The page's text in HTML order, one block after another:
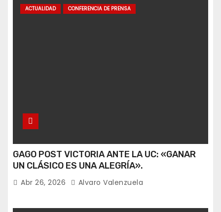
ACTUALIDAD CONFERENCIA DE PRENSA
GAGO POST VICTORIA ANTE LA UC: «GANAR
UN CLÁSICO ES UNA ALEGRÍA».
Abr 26, 2026 Alvaro Valenzuela